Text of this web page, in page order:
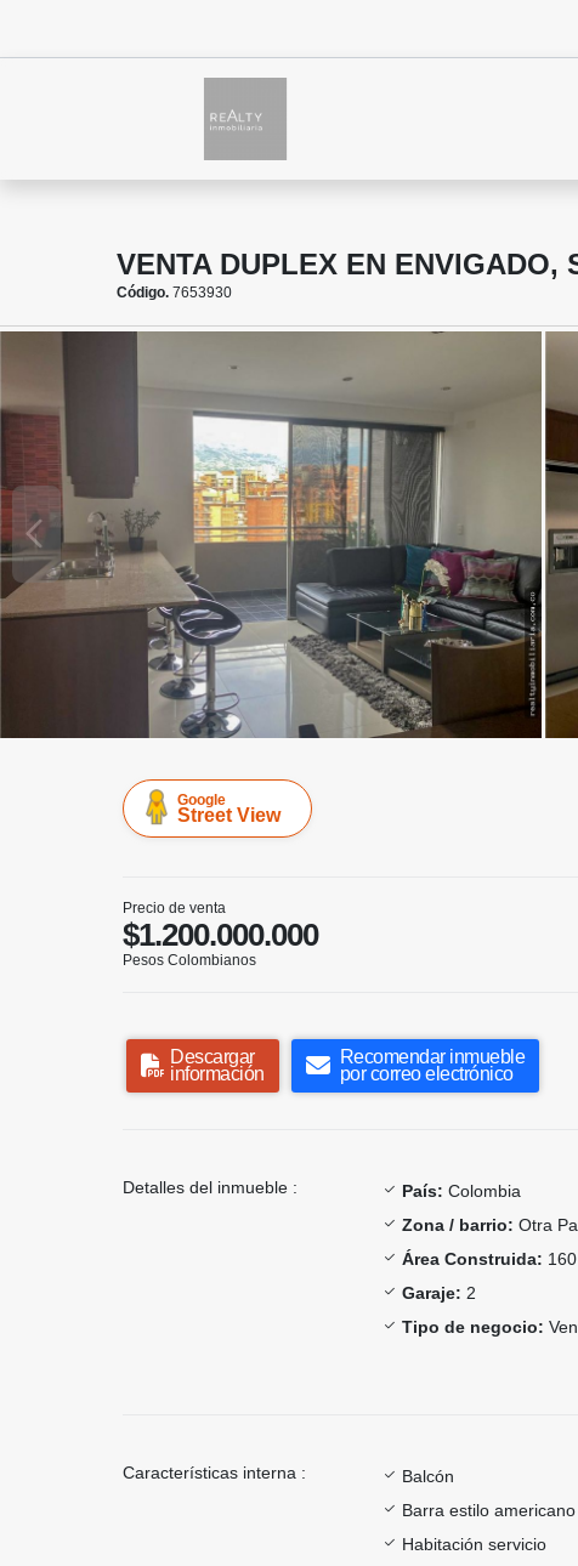
VENTA DUPLEX EN ENVIGADO,
Código. 7653930
Google
Street View
Precio de venta
$1.200.000.000
Pesos Colombianos
Descargar
información
Recomendar inmueble
por correo electrónico
Detalles del inmueble : País: Colombia
Zona / barrio: Otra
Área Construida:
Garaje: 2
Tipo de negocio:
Características interna : Balcón
Barra estilo americano
Habitación servicio